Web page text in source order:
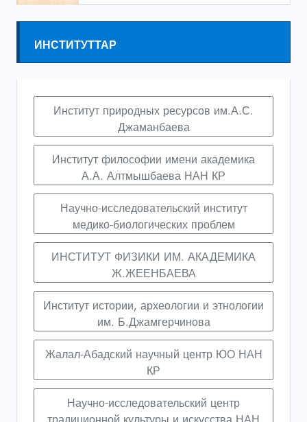
ИНСТИТУТТАР
Институт природных ресурсов им.А.С.
Джаманбаева
Институт философии имени академика
А.А. Алтмышбаева НАН КР
Научно-исследовательский институт
медико-биологических проблем
ИНСТИТУТ ФИЗИКИ ИМ. АКАДЕМИКА
Ж.ЖЕЕНБАЕВА
Институт истории, археологии и этнологии
им. Б.Джамгерчинова
Жалал-Абадский научный центр ЮО НАН
КР
Научно-исследовательский центр
традиционной культуры и искусства НАН